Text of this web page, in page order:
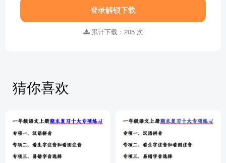
登录解锁下载
累计下载：205 次
猜你喜欢